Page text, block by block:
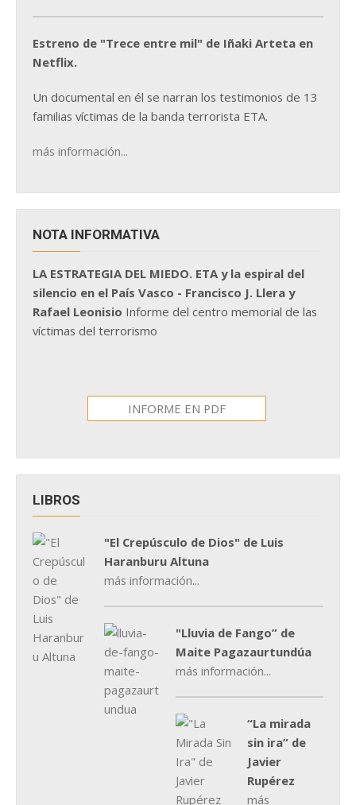
Estreno de "Trece entre mil" de Iñaki Arteta en
Netflix.
Un documental en él se narran los testimonios de 13
familias víctimas de la banda terrorista ETA.
más información...
NOTA INFORMATIVA
LA ESTRATEGIA DEL MIEDO. ETA y la espiral del
silencio en el País Vasco - Francisco J. Llera y
Rafael Leonisio Informe del centro memorial de las
víctimas del terrorismo
INFORME EN PDF
LIBROS
"El Crepúsculo de Dios" de Luis
Haranburu Altuna
más información...
"Lluvia de Fango” de
Maite Pagazaurtundúa
más información...
“La mirada
sin ira” de
Javier
Rupérez
más